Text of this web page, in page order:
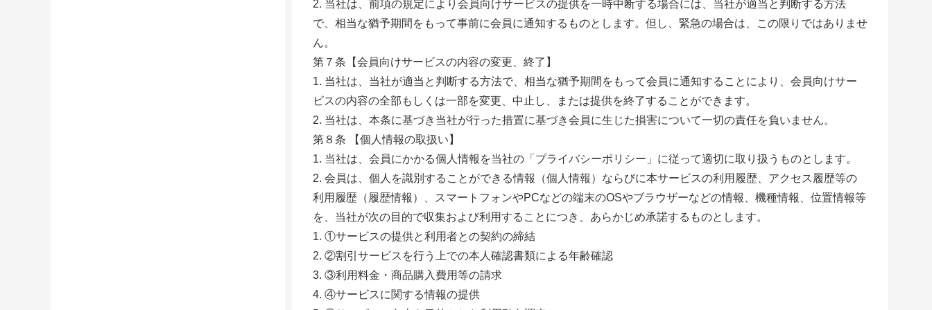
2. 当社は、 前項の規定により会員向けサービスの提供を一時中断する場合には 、当社が適当と判断する方法
で、 相当な猶予期間をもって事前に会員に通知するものとします。 但し、緊急の場合は、この限りではありませ
ん。
第７条【会員向けサービスの内容の変更、終了】
1. 当社は、当社が適当と判断する方法で、 相当な猶予期間をもって会員に通知することにより、 会員向けサー
ビスの内容の全部もしくは一部を変更、中止し、
または提供を終了することができます。
2. 当社は、 本条に基づき当社が行った措置に基づき会員に生じた損害について一切の責任を負いません。
第８条 【個人情報の取扱い】
1. 当社は、会員にかかる個人情報を当社の「プライバシーポリシー」 に従って適切に取り扱うものとします。
2. 会員は、個人を識別することができる情報（個人情報） ならびに本サービスの利用履歴、アクセス履歴等の
利用履歴（ 履歴情報）、 スマートフォンやPCなどの端末のOSやブラウザーなどの情報、 機種情報、位置情報等
を、 当社が次の目的で収集および利用することにつき、 あらかじめ承諾するものとします。
1. ①サービスの提供と利用者との契約の締結
2. ②割引サービスを行う上での本人確認書類による年齢確認
3. ③利用料金・商品購入費用等の請求
4. ④サービスに関する情報の提供